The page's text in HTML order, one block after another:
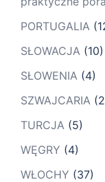
PORTUGALIA
SŁOWACJA (10)
SŁOWENIA (4)
SZWAJCARIA
TURCJA (5)
WĘGRY (4)
WŁOCHY (37)